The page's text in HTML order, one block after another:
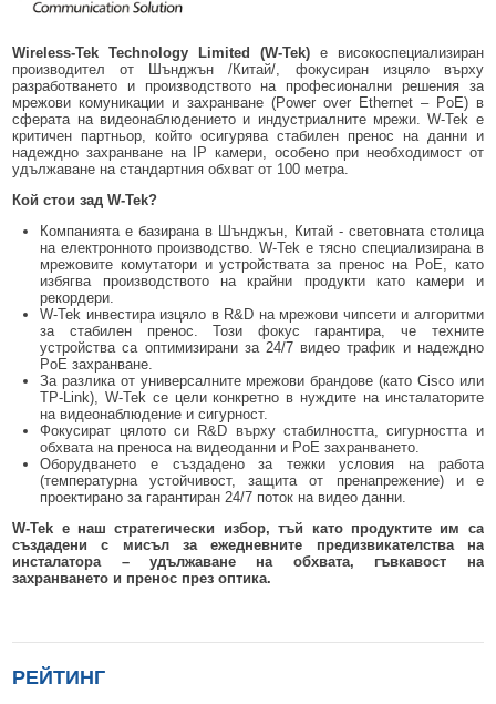
Wireless-Tek Technology Limited (W-Tek)е високоспециализиран
производител от Шънджън /Китай/, фокусиран изцяло върху
разработването и производството на професионални решения за
мрежови комуникации и захранване (Power over Ethernet – PoE) в
сферата на видеонаблюдението и индустриалните мрежи. W-Tek е
критичен партньор, който осигурява стабилен пренос на данни и
надеждно захранване на IP камери, особено при необходимост от
удължаване на стандартния обхват от 100 метра.
Кой стои зад W-Tek?
Компанията е базирана в Шънджън, Китай - световната столица
на електронното производство. W-Tek е тясно специализирана в
мрежовите комутатори и устройствата за пренос на PoE, като
избягва производството на крайни продукти като камери и
рекордери.
W-Tek инвестира изцяло в R&D на мрежови чипсети и алгоритми
за стабилен пренос. Този фокус гарантира, че техните
устройства са оптимизирани за 24/7 видео трафик и надеждно
PoE захранване.
За разлика от универсалните мрежови брандове (като Cisco или
TP-Link), W-Tek се цели конкретно в нуждите на инсталаторите
на видеонаблюдение и сигурност.
Фокусират цялото си R&D върху стабилността, сигурността и
обхвата на преноса на видеоданни и PoE захранването.
Оборудването е създадено за тежки условия на работа
(температурна устойчивост, защита от пренапрежение) и е
проектирано за гарантиран 24/7 поток на видео данни.
W-Tek е наш стратегически избор, тъй като продуктите им са
създадени с мисъл за ежедневните предизвикателства на
инсталатора – удължаване на обхвата, гъвкавост на
захранването и пренос през оптика.
РЕЙТИНГ